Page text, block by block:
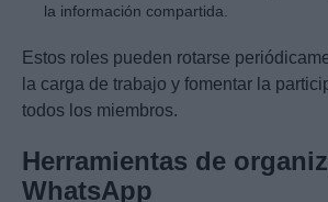
la información compartida.
Estos roles pueden rotarse
la carga de trabajo y fomentar la
todos los miembros.
Herramientas de
WhatsApp